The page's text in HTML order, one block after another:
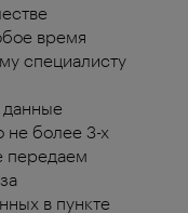
время
специалисту
данные
не более 3-х
передаем
в пункте